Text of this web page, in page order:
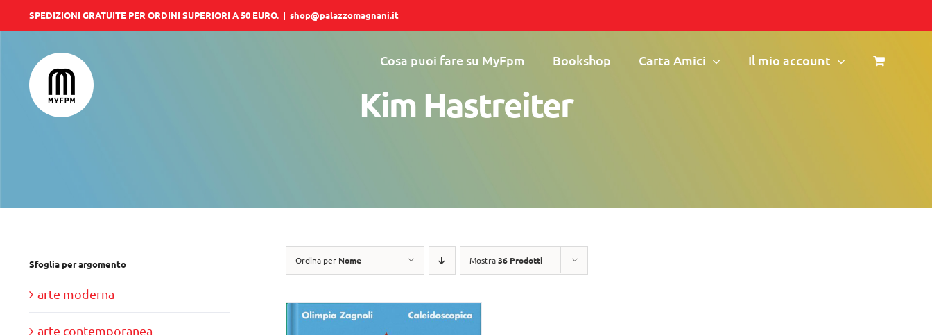
al
contenuto
SPEDIZIONI GRATUITE PER ORDINI SUPERIORI A 50 EURO. | shop@palazzomagnani.it
Cosa puoi fare su MyFpm Bookshop Carta Amici Il mio account
Kim Hastreiter
Ordina per Nome Mostra36 Prodotti
Sfoglia per argomento
arte moderna
arte contemporanea